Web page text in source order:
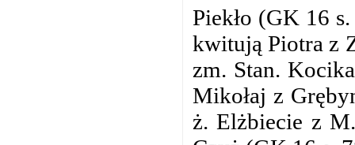
Piekło (GK 16
kwitują Piotra z
zm. Stan.
Mikołaj z
ż. Elżbiecie z